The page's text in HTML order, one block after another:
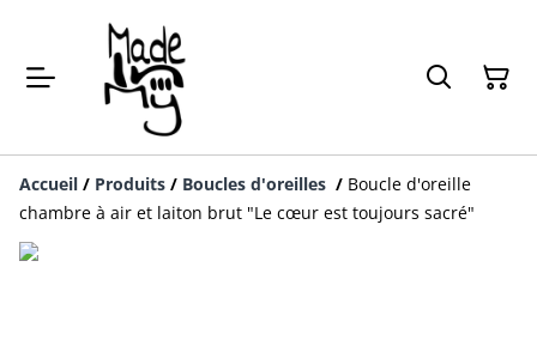
Accueil / Produits / Boucles d'oreilles / Boucle d'oreille
chambre à air et laiton brut "Le cœur est toujours sacré"